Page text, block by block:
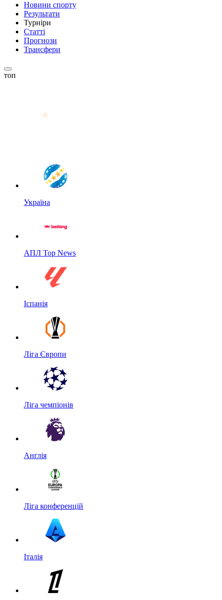
Новини спорту
Результати
Турніри
Статті
Прогнози
Трансфери
топ
Україна
АПЛ Top News
Іспанія
Ліга Європи
Ліга чемпіонів
Англія
Ліга конференцій
Італія